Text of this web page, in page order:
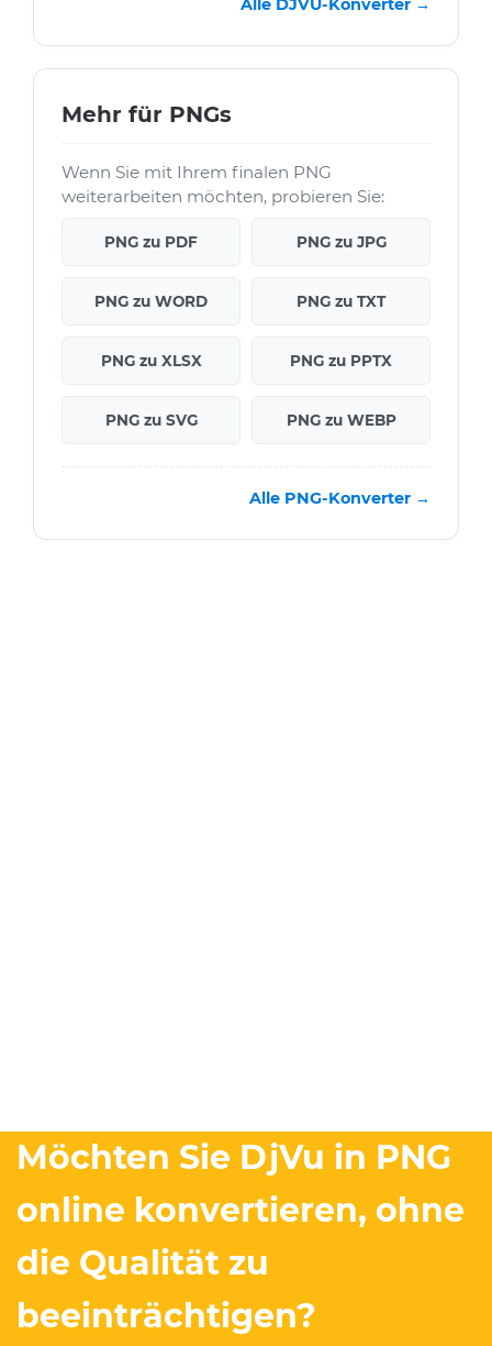
Alle DJVU-Konverter →
Mehr für PNGs
Wenn Sie mit Ihrem finalen PNG
weiterarbeiten möchten, probieren Sie:
PNG zu PDF PNG zu JPG
PNG zu WORD PNG zu TXT
PNG zu XLSX PNG zu PPTX
PNG zu SVG PNG zu WEBP
Alle PNG-Konverter →
Möchten Sie DjVu in PNG
online konvertieren, ohne
die Qualität zu
beeinträchtigen?